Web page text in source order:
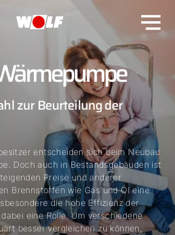
zur Beurteilung der
entscheiden sich beim Neubau
Doch auch in Bestandsgebäuden ist
Preise und anderer
Brennstoffen wie Gas und Öl eine
die hohe Effizienz der
eine Rolle. Um verschiedene
besser vergleichen zu können,